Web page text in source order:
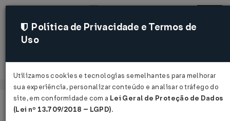
Acessar
Página Inicial
Notícias
Política de Privacidade e Termos de
Uso
Utilizamos cookies e tecnologias semelhantes para melhorar
sua experiência, personalizar conteúdo e analisar o tráfego do
site, em conformidade com a Lei Geral de Proteção de Dados
(Lei nº 13.709/2018 – LGPD).